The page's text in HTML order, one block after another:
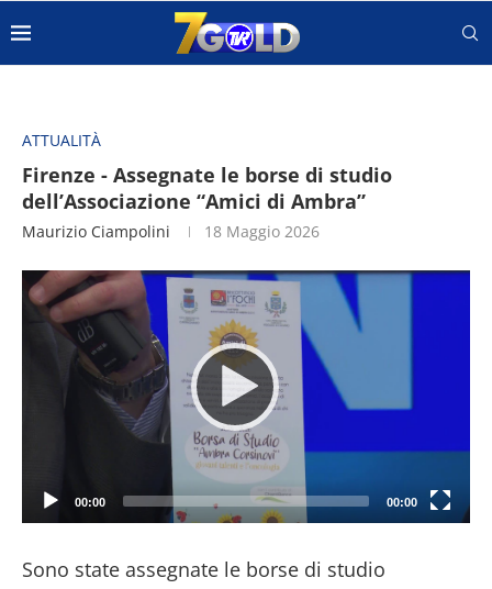
ATTUALITÀ
Firenze - Assegnate le borse di studio
dell’Associazione “Amici di Ambra”
Maurizio Ciampolini 18 Maggio 2026
Video
Player
00:00 00:00
Sono state assegnate le borse di studio